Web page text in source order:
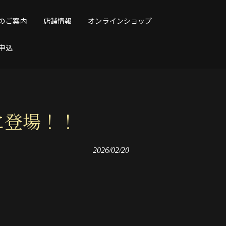
ご案内 店舗情報 オンラインショップ
込
場！！
2026/02/20